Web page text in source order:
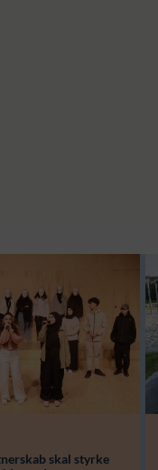
skal styrke
kr.